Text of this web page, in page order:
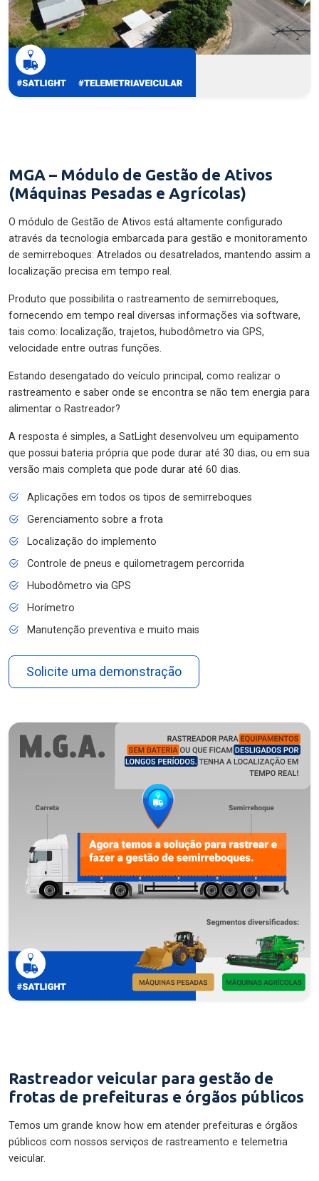
MGA – Módulo de Gestão de Ativos
(Máquinas Pesadas e Agrícolas)
O módulo de Gestão de Ativos está altamente configurado
através da tecnologia embarcada para gestão e monitoramento
de semirreboques: Atrelados ou desatrelados, mantendo assim a
localização precisa em tempo real.
Produto que possibilita o rastreamento de semirreboques,
fornecendo em tempo real diversas informações via software,
tais como: localização, trajetos, hubodômetro via GPS,
velocidade entre outras funções.
Estando desengatado do veículo principal, como realizar o
rastreamento e saber onde se encontra se não tem energia para
alimentar o Rastreador?
A resposta é simples, a SatLight desenvolveu um equipamento
que possui bateria própria que pode durar até 30 dias, ou em sua
versão mais completa que pode durar até 60 dias.
Aplicações em todos os tipos de semirreboques
Gerenciamento sobre a frota
Localização do implemento
Controle de pneus e quilometragem percorrida
Hubodômetro via GPS
Horímetro
Manutenção preventiva e muito mais
Solicite uma demonstração
Rastreador veicular para gestão de
frotas de prefeituras e órgãos públicos
Temos um grande know how em atender prefeituras e órgãos
públicos com nossos serviços de rastreamento e telemetria
veicular.